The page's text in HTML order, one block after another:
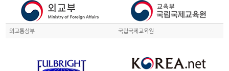
외교통상부 국립국제교육원